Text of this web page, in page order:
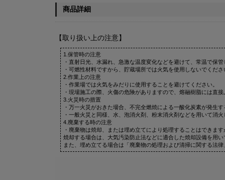
商品詳細
【取り扱い上の注意】
1.保管時の注意
・直射日光、水漏れ、急激な温度変化などを避けて、常温で保
・可燃性材料ですから、貯蔵場所では火気を使用しないでくださ
2.作業上の注意
・作業場では火気をみだりに使用することを避けてください。
・現場施工の際、火傷の危険がありますので、熔融樹脂には直
3.火災時の措置
・万一火災がおきた場合、不完全燃焼による一酸化炭素が発生
・一般火災と同様、水、泡消火剤、粉末消火剤などを用いて消
4.廃棄する時の注意
・廃棄物は焼却、または埋め立てにより処理することはできま
焼却する場合は、大気汚染防止法などに適合した焼却設備を用
また、埋め立てる場合は「廃棄物の処理および清掃に関する法